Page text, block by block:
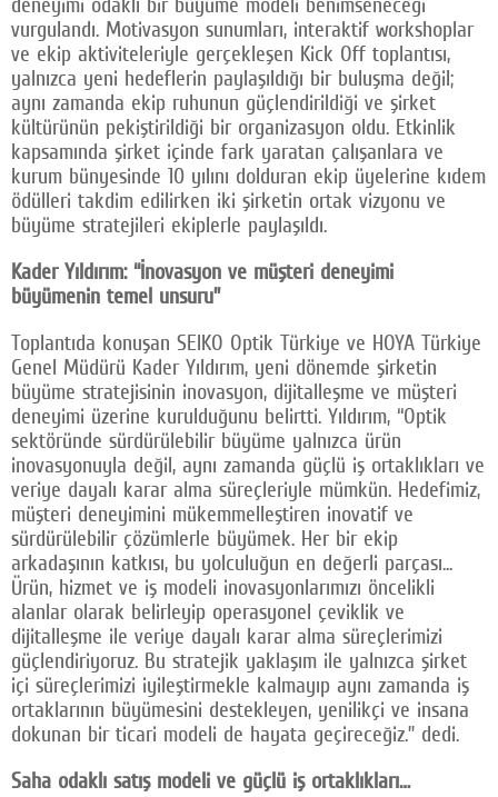
vurgulandı. Motivasyon sunumları, interaktif workshoplar
ve ekip aktiviteleriyle gerçekleşen Kick Off toplantısı,
yalnızca yeni hedeflerin paylaşıldığı bir buluşma değil;
aynı zamanda ekip ruhunun güçlendirildiği ve şirket
kültürünün pekiştirildiği bir organizasyon oldu. Etkinlik
kapsamında şirket içinde fark yaratan çalışanlara ve
kurum bünyesinde 10 yılını dolduran ekip üyelerine kıdem
ödülleri takdim edilirken iki şirketin ortak vizyonu ve
büyüme stratejileri ekiplerle paylaşıldı.
Kader Yıldırım: “İnovasyon ve müşteri deneyimi
büyümenin temel unsuru”
Toplantıda konuşan SEIKO Optik Türkiye ve HOYA Türkiye
Genel Müdürü Kader Yıldırım, yeni dönemde şirketin
büyüme stratejisinin inovasyon, dijitalleşme ve müşteri
deneyimi üzerine kurulduğunu belirtti. Yıldırım, “Optik
sektöründe sürdürülebilir büyüme yalnızca ürün
inovasyonuyla değil, aynı zamanda güçlü iş ortaklıkları ve
veriye dayalı karar alma süreçleriyle mümkün. Hedefimiz,
müşteri deneyimini mükemmelleştiren inovatif ve
sürdürülebilir çözümlerle büyümek. Her bir ekip
arkadaşının katkısı, bu yolculuğun en değerli parçası...
Ürün, hizmet ve iş modeli inovasyonlarımızı öncelikli
alanlar olarak belirleyip operasyonel çeviklik ve
dijitalleşme ile veriye dayalı karar alma süreçlerimizi
güçlendiriyoruz. Bu stratejik yaklaşım ile yalnızca şirket
içi süreçlerimizi iyileştirmekle kalmayıp aynı zamanda iş
ortaklarının büyümesini destekleyen, yenilikçi ve insana
dokunan bir ticari modeli de hayata geçireceğiz.” dedi.
Saha odaklı satış modeli ve güçlü iş ortaklıkları…